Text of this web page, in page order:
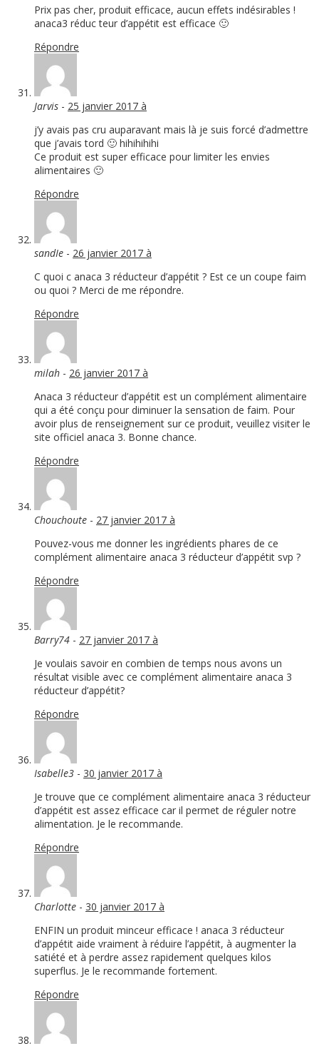
Prix pas cher, produit efficace, aucun effets indésirables !
anaca3 réduc teur d’appétit est efficace 🙂
Répondre
Jarvis - 25 janvier 2017 à
j’y avais pas cru auparavant mais là je suis forcé d’admettre
que j’avais tord 🙂 hihihihihi
Ce produit est super efficace pour limiter les envies
alimentaires 🙂
Répondre
sandIe - 26 janvier 2017 à
C quoi c anaca 3 réducteur d’appétit ? Est ce un coupe faim
ou quoi ? Merci de me répondre.
Répondre
milah - 26 janvier 2017 à
Anaca 3 réducteur d’appétit est un complément alimentaire
qui a été conçu pour diminuer la sensation de faim. Pour
avoir plus de renseignement sur ce produit, veuillez visiter le
site officiel anaca 3. Bonne chance.
Répondre
Chouchoute - 27 janvier 2017 à
Pouvez-vous me donner les ingrédients phares de ce
complément alimentaire anaca 3 réducteur d’appétit svp ?
Répondre
Barry74 - 27 janvier 2017 à
Je voulais savoir en combien de temps nous avons un
résultat visible avec ce complément alimentaire anaca 3
réducteur d’appétit?
Répondre
Isabelle3 - 30 janvier 2017 à
Je trouve que ce complément alimentaire anaca 3 réducteur
d’appétit est assez efficace car il permet de réguler notre
alimentation. Je le recommande.
Répondre
Charlotte - 30 janvier 2017 à
ENFIN un produit minceur efficace ! anaca 3 réducteur
d’appétit aide vraiment à réduire l’appétit, à augmenter la
satiété et à perdre assez rapidement quelques kilos
superflus. Je le recommande fortement.
Répondre